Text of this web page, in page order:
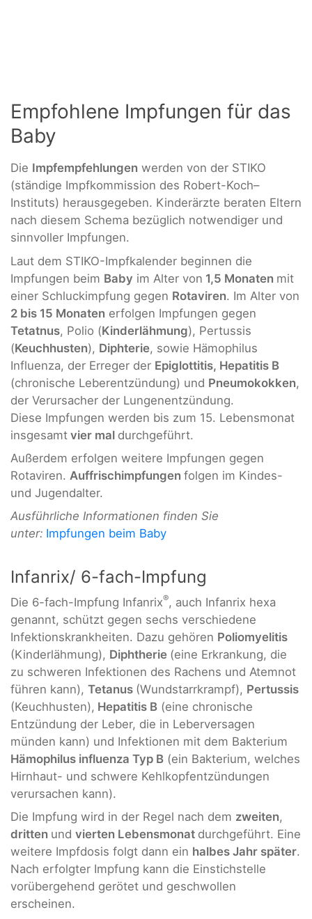
Empfohlene Impfungen für das
Baby
Die Impfempfehlungen werden von der STIKO
(ständige Impfkommission des Robert-Koch–
Instituts) herausgegeben. Kinderärzte beraten Eltern
nach diesem Schema bezüglich notwendiger und
sinnvoller Impfungen.
Laut dem STIKO-Impfkalender beginnen die
Impfungen beim Baby im Alter von 1,5 Monaten mit
einer Schluckimpfung gegen Rotaviren. Im Alter von
2 bis 15 Monaten erfolgen Impfungen gegen
Tetatnus, Polio (Kinderlähmung), Pertussis
(Keuchhusten), Diphterie, sowie Hämophilus
Influenza, der Erreger der Epiglottitis, Hepatitis B
(chronische Leberentzündung) und Pneumokokken,
der Verursacher der Lungenentzündung.
Diese Impfungen werden bis zum 15. Lebensmonat
insgesamt vier mal durchgeführt.
Außerdem erfolgen weitere Impfungen gegen
Rotaviren. Auffrischimpfungen folgen im Kindes-
und Jugendalter.
Ausführliche Informationen finden Sie
unter: Impfungen beim Baby
Infanrix/ 6-fach-Impfung
Die 6-fach-Impfung Infanrix®, auch Infanrix hexa
genannt, schützt gegen sechs verschiedene
Infektionskrankheiten. Dazu gehören Poliomyelitis
(Kinderlähmung), Diphtherie (eine Erkrankung, die
zu schweren Infektionen des Rachens und Atemnot
führen kann), Tetanus (Wundstarrkrampf), Pertussis
(Keuchhusten), Hepatitis B (eine chronische
Entzündung der Leber, die in Leberversagen
münden kann) und Infektionen mit dem Bakterium
Hämophilus influenza Typ B (ein Bakterium, welches
Hirnhaut- und schwere Kehlkopfentzündungen
verursachen kann).
Die Impfung wird in der Regel nach dem zweiten,
dritten und vierten Lebensmonat durchgeführt. Eine
weitere Impfdosis folgt dann ein halbes Jahr später.
Nach erfolgter Impfung kann die Einstichstelle
vorübergehend gerötet und geschwollen
erscheinen.